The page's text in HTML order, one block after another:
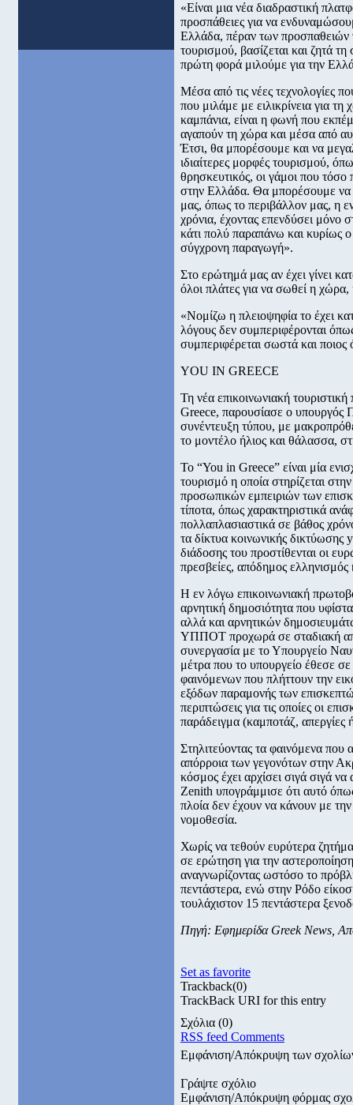
«Είναι μια νέα διαδραστική
προσπάθειες για να
Ελλάδα, πέραν των προσπαθειών
τουρισμού, βασίζεται και ζητά
πρώτη φορά μιλούμε για την
Μέσα από τις νέες τεχνολογίες
που μιλάμε με ειλικρίνεια για
καμπάνια, είναι η φωνή που
αγαπούν τη χώρα και μέσα από
Έτσι, θα μπορέσουμε και να
ιδιαίτερες μορφές τουρισμού,
θρησκευτικός, οι γάμοι που
στην Ελλάδα. Θα μπορέσουμε να
μας, όπως το περιβάλλον μας, η
χρόνια, έχοντας επενδύσει μόνο
κάτι πολύ παραπάνω και κυρίως
σύγχρονη παραγωγή».
Στο ερώτημά μας αν έχει γίνει
όλοι πλάτες για να σωθεί η
«Νομίζω η πλειοψηφία το έχει
λόγους δεν συμπεριφέρονται
συμπεριφέρεται σωστά και ποιος
YOU IN GREECE
Τη νέα επικοινωνιακή
Greece, παρουσίασε ο υπουργός
συνέντευξη τύπου, με
το μοντέλο ήλιος και θάλασσα,
Το “You in Greece” είναι μία
τουρισμό η οποία στηρίζεται
προσωπικών εμπειριών των
τίποτα, όπως χαρακτηριστικά
πολλαπλασιαστικά σε βάθος
τα δίκτυα κοινωνικής
διάδοσης του προστίθενται οι
πρεσβείες, απόδημος ελληνισμός
Η εν λόγω επικοινωνιακή
αρνητική δημοσιότητα που
αλλά και αρνητικών
ΥΠΠΟΤ προχωρά σε σταδιακή
συνεργασία με το Υπουργείο
μέτρα που το υπουργείο έθεσε
φαινόμενων που πλήττουν την
εξόδων παραμονής των
περιπτώσεις για τις οποίες οι
παράδειγμα (καμποτάζ, απεργίες
Στηλιτεύοντας τα φαινόμενα
απόρροια των γεγονότων στην
κόσμος έχει αρχίσει σιγά σιγά
Zenith υπογράμμισε ότι αυτό
πλοία δεν έχουν να κάνουν με
νομοθεσία.
Χωρίς να τεθούν ευρύτερα
σε ερώτηση για την
αναγνωρίζοντας ωστόσο το
πεντάστερα, ενώ στην Ρόδο
τουλάχιστον 15 πεντάστερα
Πηγή: Εφημερίδα Greek News,
Set as favorite
Trackback(0)
TrackBack URI for this entry
Σχόλια (0)
RSS feed Comments
Εμφάνιση/Απόκρυψη των
Γράψτε σχόλιο
Εμφάνιση/Απόκρυψη φόρμας